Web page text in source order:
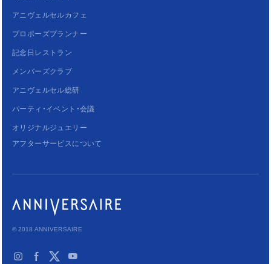
© 2018 ANNIVERSAIRE
アニヴェルセルカフェ
プロポーズプランナー
記念日レストラン
メンバーズクラブ
アニヴェルセル総研
パーティ・イベント・会議
オリジナルジュエリー
アフターサービスについて